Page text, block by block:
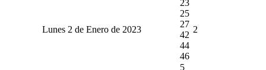
Lunes 2 de Enero de 2023
23
25
27
42
44
46
2
5